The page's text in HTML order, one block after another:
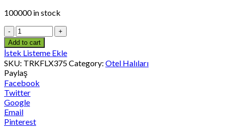
100000 in stock
Add to cart
İstek Listeme Ekle
SKU: TRKFLX375Category: Otel Halıları
Paylaş
Facebook
Twitter
Google
Email
Pinterest